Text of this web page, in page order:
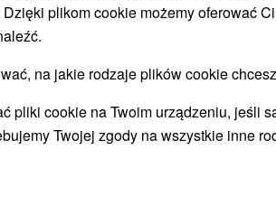
Lúčky
recenzji)
plikom cookie możemy oferować
na jakie rodzaje plików cookie
pliki cookie na Twoim urządzeniu, jeśli
Twojej zgody na wszystkie inne